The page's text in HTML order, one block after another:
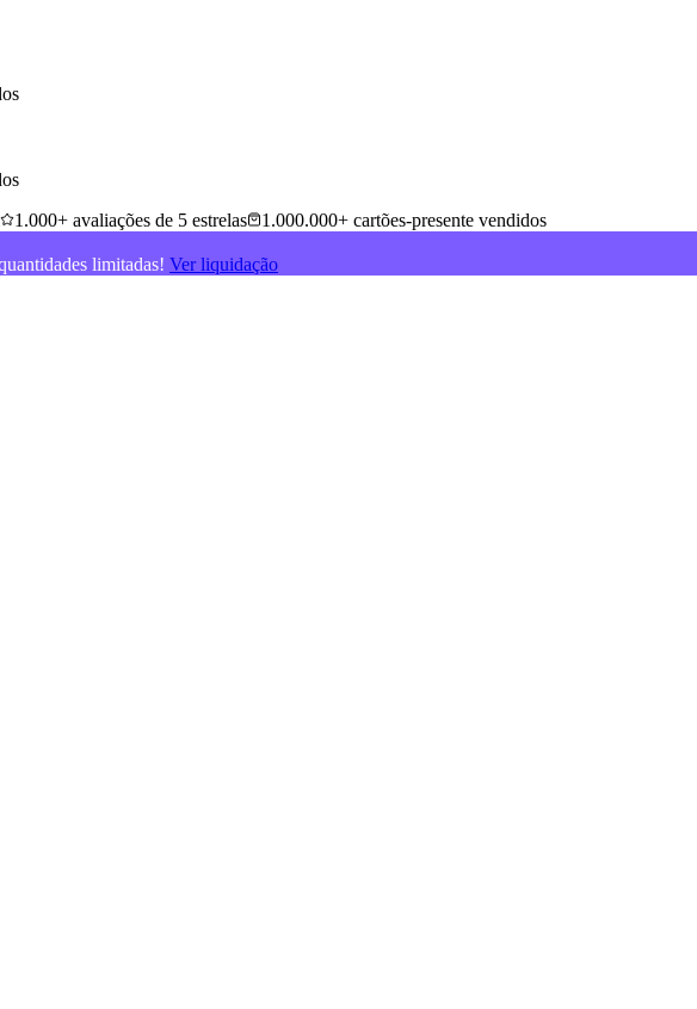
1.000+ avaliações de 5 estrelas 1.000.000+ cartões-presente vendidos
limitadas! Ver liquidação